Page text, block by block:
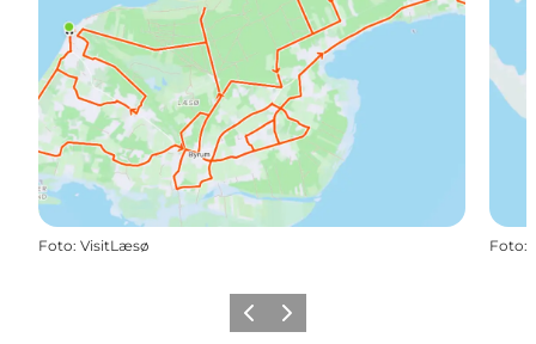
Foto: VisitLæsø Foto:
ZurückWeiter